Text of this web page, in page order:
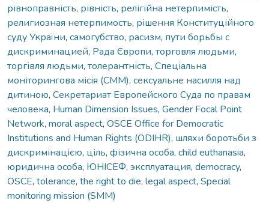
рівноправність, рівність, релігійна нетерпимість,
религиозная нетерпимость, рішення Конституційного
суду України, самогубство, расизм, пути борьбы с
дискриминацией, Рада Європи, торговля людьми,
торгівля людьми, толерантність, Спеціальна
моніторингова місія (СММ), сексуальне насилля над
дитиною, Секретариат Европейского Суда по правам
человека, Human Dimension Issues, Gender Focal Point
Network, moral aspect, OSCE Office for Democratic
Institutions and Human Rights (ODIHR), шляхи боротьби з
дискримінацією, ціль, фізична особа, child euthanasia,
юридична особа, ЮНІСЕФ, эксплуатация, democracy,
OSCE, tolerance, the right to die, legal aspect, Special
monitoring mission (SMM)